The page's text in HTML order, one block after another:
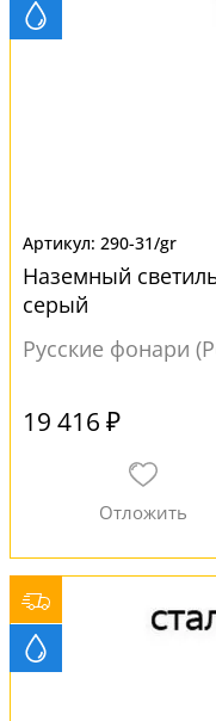
290-31/gr
Наземный
серый
Русские фонари
19 416 ₽